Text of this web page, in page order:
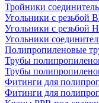
Тройники
Угольники с резьбой
Угольники с резьбой
Угольники
Полипропиленовые
Трубы
Трубы
Фитинги для
Фитинги для